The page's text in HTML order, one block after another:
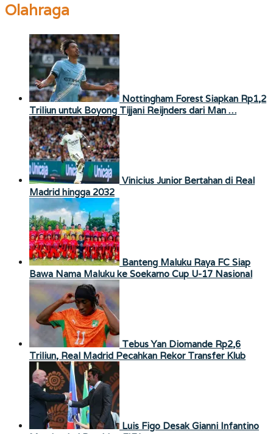
Olahraga
Nottingham Forest Siapkan Rp1,2
Triliun untuk Boyong Tijjani Reijnders dari Man …
Vinicius Junior Bertahan di Real
Madrid hingga 2032
Banteng Maluku Raya FC Siap
Bawa Nama Maluku ke Soekarno Cup U-17 Nasional
Tebus Yan Diomande Rp2,6
Triliun, Real Madrid Pecahkan Rekor Transfer Klub
Luis Figo Desak Gianni Infantino